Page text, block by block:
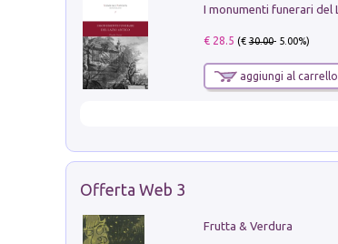
€ 28.5 (€30.00- 5.00%)
aggiungi al carrello
Offerta Web 3
Frutta & Verdura